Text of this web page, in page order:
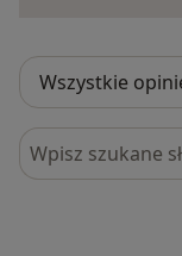
Szukaj w opiniach